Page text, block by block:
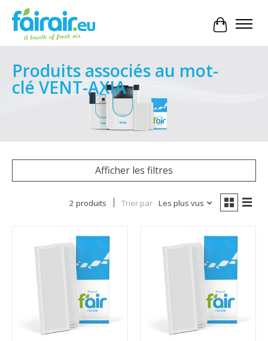
Panier
Produits associés au mot-
clé VENT-AXIA
Afficher les filtres
2 produits Trier par Les plus vus